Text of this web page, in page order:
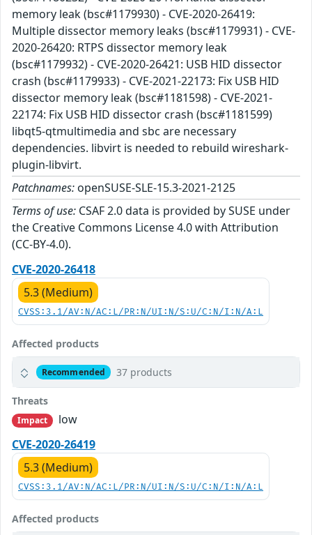
memory leak (bsc#1179930) - CVE-2020-26419:
Multiple dissector memory leaks (bsc#1179931) - CVE-
2020-26420: RTPS dissector memory leak
(bsc#1179932) - CVE-2020-26421: USB HID dissector
crash (bsc#1179933) - CVE-2021-22173: Fix USB HID
dissector memory leak (bsc#1181598) - CVE-2021-
22174: Fix USB HID dissector crash (bsc#1181599)
libqt5-qtmultimedia and sbc are necessary
dependencies. libvirt is needed to rebuild wireshark-
plugin-libvirt.
Patchnames: openSUSE-SLE-15.3-2021-2125
Terms of use: CSAF 2.0 data is provided by SUSE under
the Creative Commons License 4.0 with Attribution
(CC-BY-4.0).
CVE-2020-26418
5.3 (Medium)
CVSS:3.1/AV:N/AC:L/PR:N/UI:N/S:U/C:N/I:N/A:L
Affected products
Recommended 37 products
Threats
Impact
low
CVE-2020-26419
5.3 (Medium)
CVSS:3.1/AV:N/AC:L/PR:N/UI:N/S:U/C:N/I:N/A:L
Affected products